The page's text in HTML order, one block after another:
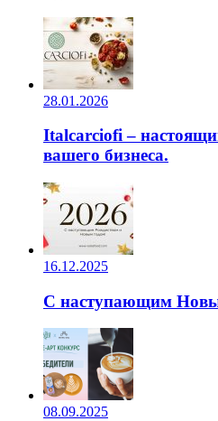
28.01.2026
Italcarciofi –
вашего бизнеса.
16.12.2025
С наступающим
08.09.2025